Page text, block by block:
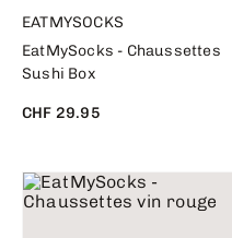
EATMYSOCKS
EatMySocks - Chaussettes
Sushi Box
CHF 29.95